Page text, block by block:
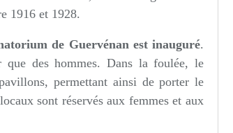
1916 et 1928.
de Guervénan est inauguré.
que des hommes. Dans la foulée, le
permettant ainsi de porter le
sont réservés aux femmes et aux